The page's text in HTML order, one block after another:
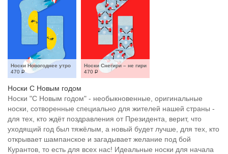
Носки Новогоднее утро
470 Р
Носки Снегири – не гири
470 Р
Носки С Новым годом
Носки "С Новым годом" - необыкновенные, оригинальные
носки, сотворенные специально для жителей нашей страны -
для тех, кто ждёт поздравления от Президента, верит, что
уходящий год был тяжёлым, а новый будет лучше, для тех, кто
открывает шампанское и загадывает желание под бой
Курантов, то есть для всех нас! Идеальные носки для начала